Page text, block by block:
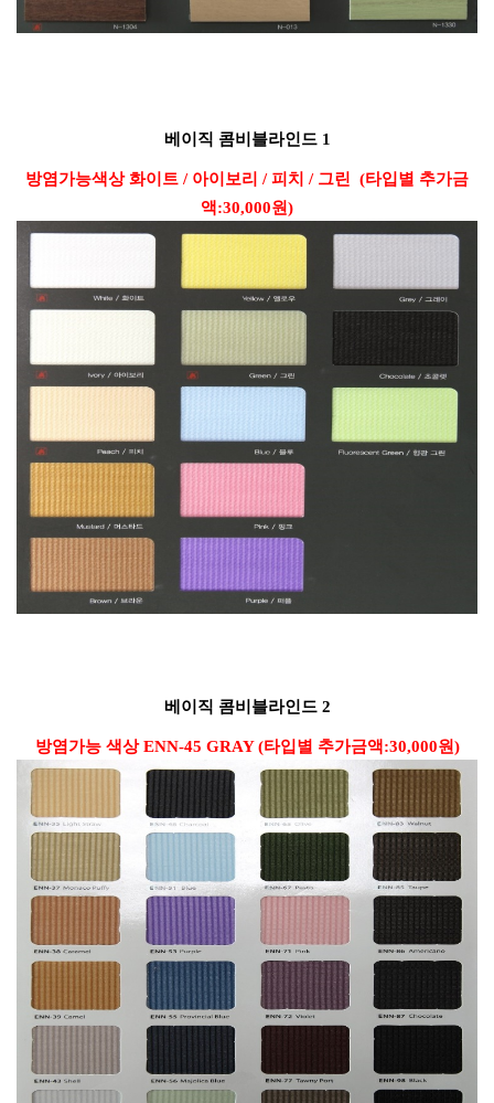
베이직 콤비블라인드 1
방염가능색상 화이트 / 아이보리 /피치 / 그린
(타입별 추가금
액:30,000원)
베이직 콤비블라인드 2
방염가능 색상 ENN-45 GRAY​(타입별 추가금액:30,000원)